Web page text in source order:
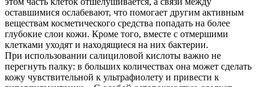
оставшимися ослабевают, что помогает другим активным
веществам косметического средства попадать на более
глубокие слои кожи. Кроме того, вместе с отмершими
клетками уходят и находящиеся на них бактерии.
При использовании салициловой кислоты важно не
перегнуть палку: в больших количествах она может сделать
кожу чувствительной к ультрафиолету и привести к